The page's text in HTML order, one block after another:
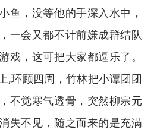
鱼，没等他的手深入水中，
一会又都不计前嫌成群结队
戏，这可把大家都逗乐了。
,环顾四周，竹林把小谭团团
不觉寒气透骨，突然柳宗元
失不见，随之而来的是充满